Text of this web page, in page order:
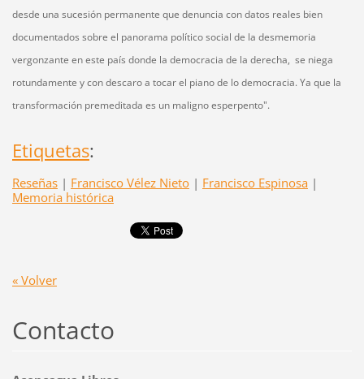
desde una sucesión permanente que denuncia con datos reales bien
documentados sobre el panorama político social de la desmemoria
vergonzante en este país donde la democracia de la derecha, se niega
rotundamente y con descaro a tocar el piano de lo democracia. Ya que la
transformación premeditada es un maligno esperpento".
Etiquetas:
Reseñas | Francisco Vélez Nieto | Francisco Espinosa |
Memoria histórica
« Volver
Contacto